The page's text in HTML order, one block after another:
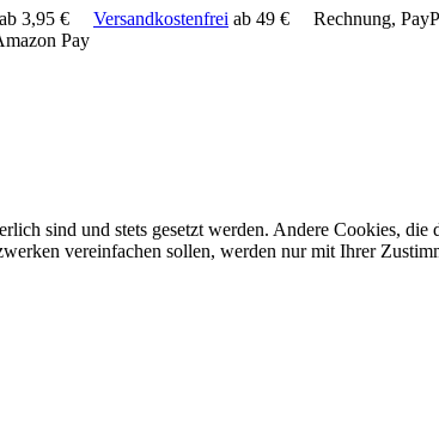
ab 3,95 € Versandkostenfrei ab 49 €
Rechnung,
Pay
sind und stets gesetzt werden. Andere Cookies,
vereinfachen sollen, werden nur mit Ihrer